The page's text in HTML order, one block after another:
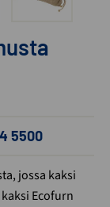
5500
jossa kaksi
Ecofurn